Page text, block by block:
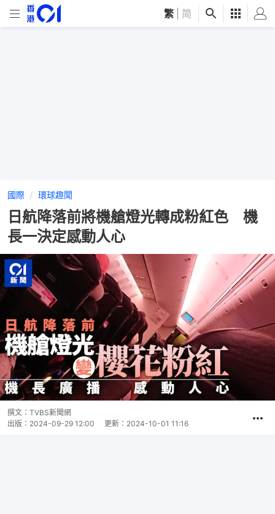
繁 简
國際 環球趣聞
日航降落前將機艙燈光轉成粉紅色 機
長一決定感動人心
撰文： TVBS新聞網
出版： 2024-09-29 12:00 更新： 2024-10-01 11:16